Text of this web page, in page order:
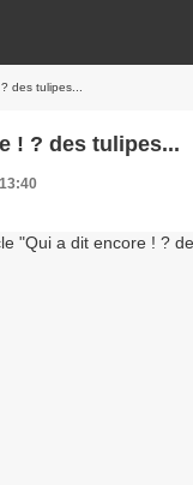
des tulipes...
! ? des tulipes...